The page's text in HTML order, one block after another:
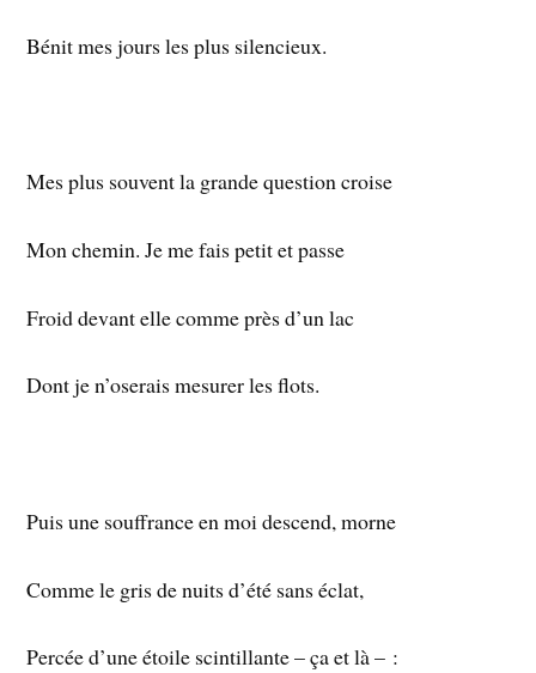
Bénit mes jours les plus silencieux.
Mes plus souvent la grande question croise
Mon chemin. Je me fais petit et passe
Froid devant elle comme près d’un lac
Dont je n’oserais mesurer les flots.
Puis une souffrance en moi descend, morne
Comme le gris de nuits d’été sans éclat,
Percée d’une étoile scintillante – ça et là – :